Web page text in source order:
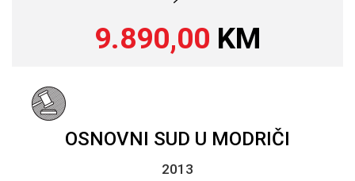
9.890,00 KM
OSNOVNI SUD U MODRIČI
2013